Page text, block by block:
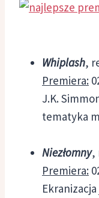
Whiplash,
Premiera:
J.K.
tematyka
Niezłomny,
Premiera: